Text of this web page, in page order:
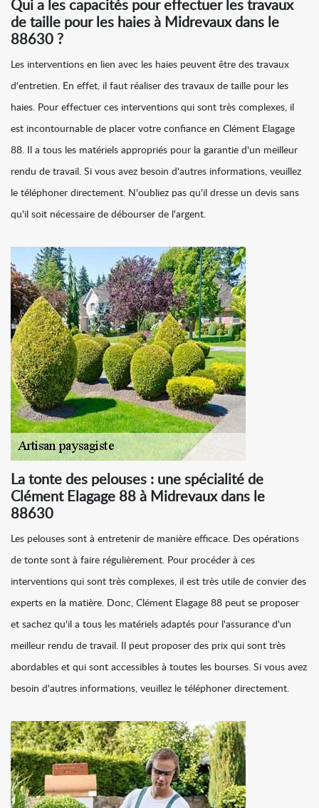
Qui a les capacités pour effectuer les travaux
de taille pour les haies à Midrevaux dans le
88630 ?
Les interventions en lien avec les haies peuvent être des travaux
d'entretien. En effet, il faut réaliser des travaux de taille pour les
haies. Pour effectuer ces interventions qui sont très complexes, il
est incontournable de placer votre confiance en Clément Elagage
88. Il a tous les matériels appropriés pour la garantie d'un meilleur
rendu de travail. Si vous avez besoin d'autres informations, veuillez
le téléphoner directement. N'oubliez pas qu'il dresse un devis sans
qu'il soit nécessaire de débourser de l'argent.
La tonte des pelouses : une spécialité de
Clément Elagage 88 à Midrevaux dans le
88630
Les pelouses sont à entretenir de manière efficace. Des opérations
de tonte sont à faire régulièrement. Pour procéder à ces
interventions qui sont très complexes, il est très utile de convier des
experts en la matière. Donc, Clément Elagage 88 peut se proposer
et sachez qu'il a tous les matériels adaptés pour l'assurance d'un
meilleur rendu de travail. Il peut proposer des prix qui sont très
abordables et qui sont accessibles à toutes les bourses. Si vous avez
besoin d'autres informations, veuillez le téléphoner directement.